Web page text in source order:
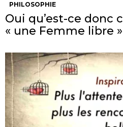
PHILOSOPHIE
Oui qu’est-ce donc
« une Femme libre